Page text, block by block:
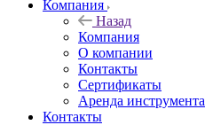
Компания
Назад
Компания
О компании
Контакты
Сертификаты
Аренда инструмента
Контакты